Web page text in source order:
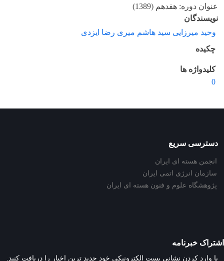
عنوان دوره: هفدهم (1389)
نویسندگان
وحید میرزایی سید هاشم میری رضا ایزدی
چکیده
کلیدواژه ها
0
دسترسی سریع
انجمن هسته ای ایران
سازمان انرژی اتمی ایران
پژوهشگاه علوم و فنون هسته ای ایران
اشتراک خبرنامه
با وارد کردن نشانی پست الکترونیکی خود جدید ترین اخبار را دریافت کنید.